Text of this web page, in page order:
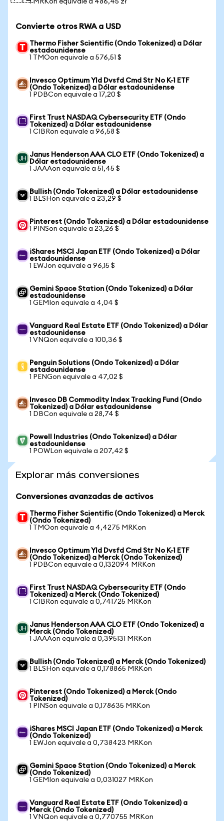
1 MRKon equivale a 486,45 zł
Convierte otros RWA a USD
Thermo Fisher Scientific (Ondo Tokenized) a Dólar
estadounidense
1 TMOon equivale a 576,51 $
Invesco Optimum Yld Dvsfd Cmd Str No K-1 ETF
(Ondo Tokenized) a Dólar estadounidense
1 PDBCon equivale a 17,20 $
First Trust NASDAQ Cybersecurity ETF (Ondo
Tokenized) a Dólar estadounidense
1 CIBRon equivale a 96,58 $
Janus Henderson AAA CLO ETF (Ondo Tokenized) a
Dólar estadounidense
1 JAAAon equivale a 51,45 $
Bullish (Ondo Tokenized) a Dólar estadounidense
1 BLSHon equivale a 23,29 $
Pinterest (Ondo Tokenized) a Dólar estadounidense
1 PINSon equivale a 23,26 $
iShares MSCI Japan ETF (Ondo Tokenized) a Dólar
estadounidense
1 EWJon equivale a 96,15 $
Gemini Space Station (Ondo Tokenized) a Dólar
estadounidense
1 GEMIon equivale a 4,04 $
Vanguard Real Estate ETF (Ondo Tokenized) a Dólar
estadounidense
1 VNQon equivale a 100,36 $
Penguin Solutions (Ondo Tokenized) a Dólar
estadounidense
1 PENGon equivale a 47,02 $
Invesco DB Commodity Index Tracking Fund (Ondo
Tokenized) a Dólar estadounidense
1 DBCon equivale a 28,74 $
Powell Industries (Ondo Tokenized) a Dólar
estadounidense
1 POWLon equivale a 207,42 $
Explorar más conversiones
Conversiones avanzadas de activos
Thermo Fisher Scientific (Ondo Tokenized) a Merck
(Ondo Tokenized)
1 TMOon equivale a 4,4275 MRKon
Invesco Optimum Yld Dvsfd Cmd Str No K-1 ETF
(Ondo Tokenized) a Merck (Ondo Tokenized)
1 PDBCon equivale a 0,132094 MRKon
First Trust NASDAQ Cybersecurity ETF (Ondo
Tokenized) a Merck (Ondo Tokenized)
1 CIBRon equivale a 0,741725 MRKon
Janus Henderson AAA CLO ETF (Ondo Tokenized) a
Merck (Ondo Tokenized)
1 JAAAon equivale a 0,395131 MRKon
Bullish (Ondo Tokenized) a Merck (Ondo Tokenized)
1 BLSHon equivale a 0,178865 MRKon
Pinterest (Ondo Tokenized) a Merck (Ondo
Tokenized)
1 PINSon equivale a 0,178635 MRKon
iShares MSCI Japan ETF (Ondo Tokenized) a Merck
(Ondo Tokenized)
1 EWJon equivale a 0,738423 MRKon
Gemini Space Station (Ondo Tokenized) a Merck
(Ondo Tokenized)
1 GEMIon equivale a 0,031027 MRKon
Vanguard Real Estate ETF (Ondo Tokenized) a
Merck (Ondo Tokenized)
1 VNQon equivale a 0,770755 MRKon